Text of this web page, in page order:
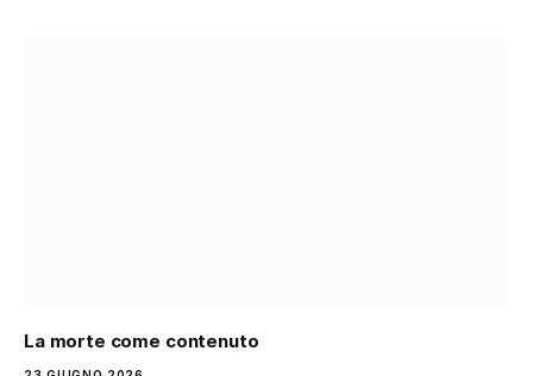
La morte come contenuto